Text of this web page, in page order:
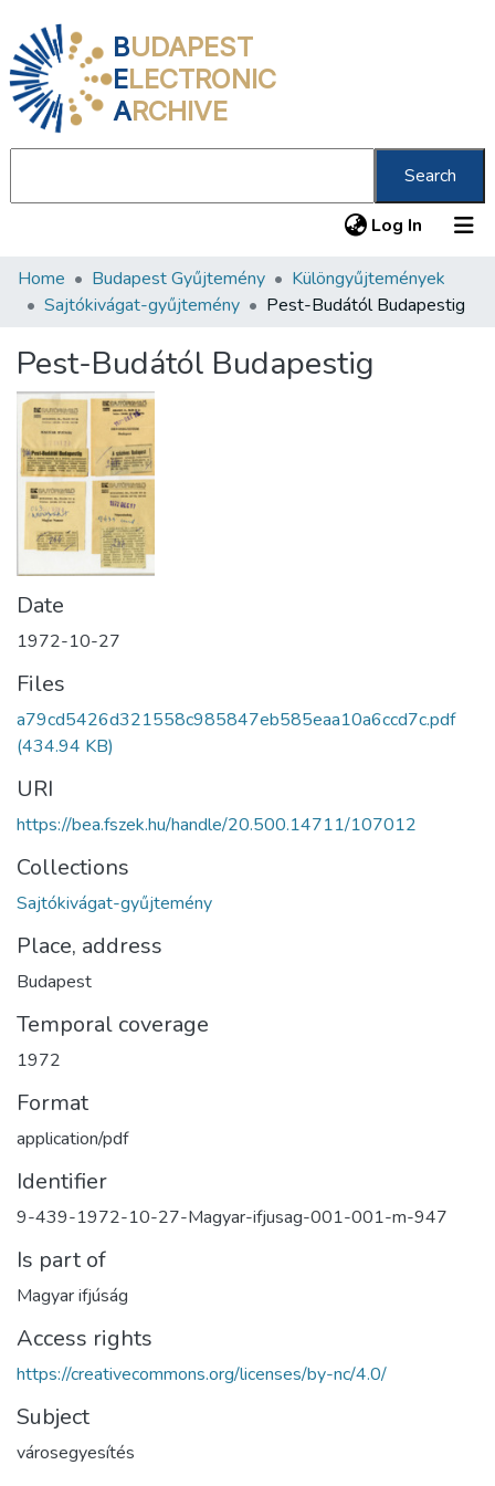
BUDAPEST
ELECTRONIC
ARCHIVE
Search
Log In (current)
Communities & Collections
Statistics
About us
Home Budapest Gyűjtemény
Különgyűjtemények
Sajtókivágat-gyűjtemény
Pest-Budától Budapestig
Pest-Budától Budapestig
Date
1972-10-27
Files
a79cd5426d321558c985847eb585eaa10a6ccd7c.pdf
(434.94 KB)
URI
https://bea.fszek.hu/handle/20.500.14711/107012
Collections
Sajtókivágat-gyűjtemény
Place, address
Budapest
Temporal coverage
1972
Format
application/pdf
Identifier
9-439-1972-10-27-Magyar-ifjusag-001-001-m-947
Is part of
Magyar ifjúság
Access rights
https://creativecommons.org/licenses/by-nc/4.0/
Subject
városegyesítés